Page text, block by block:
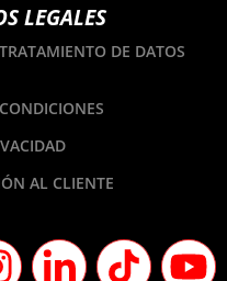
LEGALES
DE DATOS
AL CLIENTE